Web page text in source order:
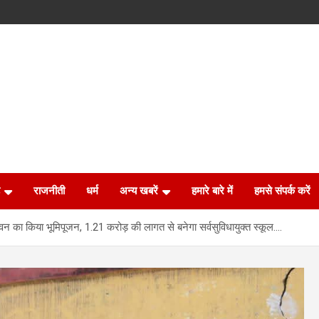
राजनीती धर्म अन्य खबरें हमारे बारे में हमसे संपर्क करें
किया भूमिपूजन, 1.21 करोड़ की लागत से बनेगा सर्वसुविधायुक्त स्कूल….